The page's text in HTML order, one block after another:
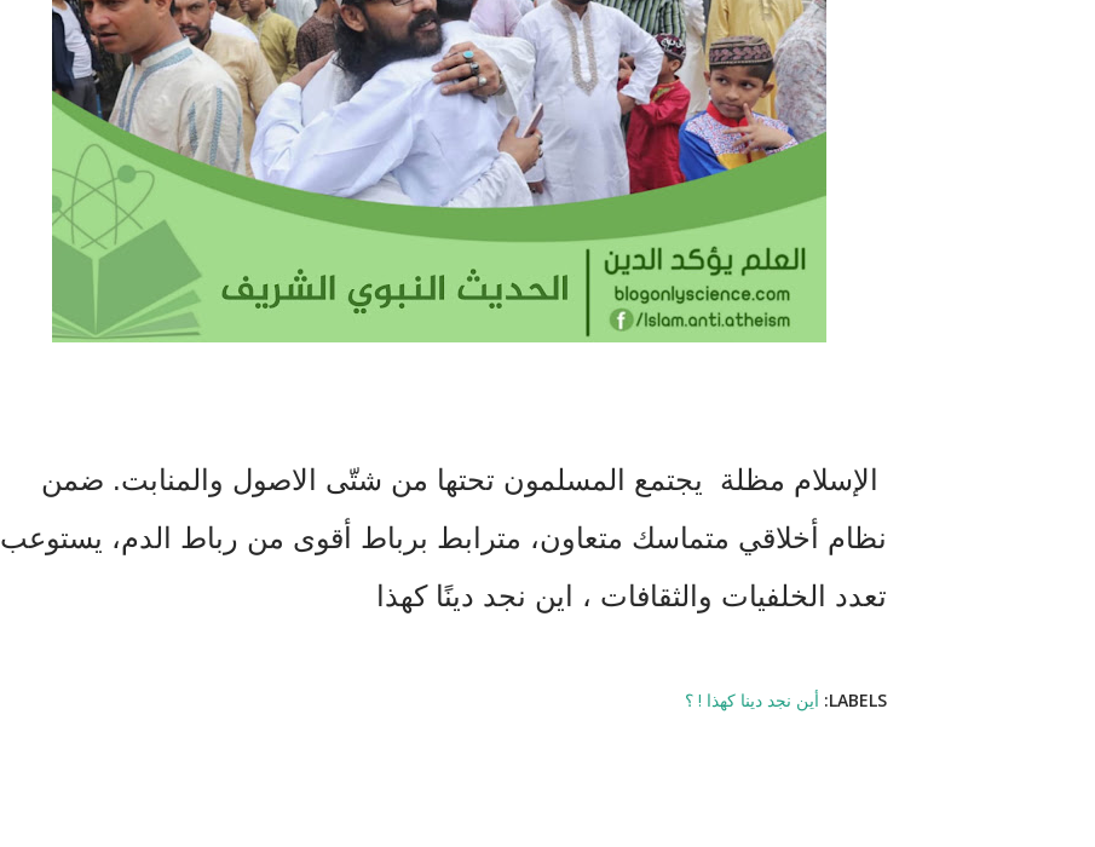
الإسلام مظلة يجتمع المسلمون تحتها من شتّى الاصول والمنابت. ضمن
نظام أخلاقي متماسك متعاون، مترابط برباط أقوى من رباط الدم، يستوعب
تعدد الخلفيات والثقافات ، اين نجد دينًا كهذا
LABELS: أين نجد دينا كهذا ! ؟